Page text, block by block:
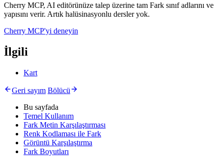
Cherry MCP, AI editörünüze talep üzerine tam Fark sınıf adlarını ve
yapısını verir. Artık halüsinasyonlu dersler yok.
Cherry MCP'yi deneyin
İlgili
Kart
Geri sayım Bölücü
Bu sayfada
Temel Kullanım
Fark Metin Karşılaştırması
Renk Kodlaması ile Fark
Görüntü Karşılaştırma
Fark Boyutları